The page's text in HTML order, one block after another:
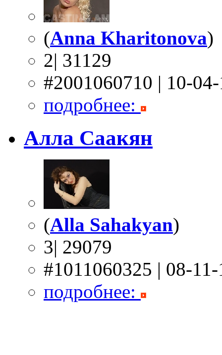
(Anna Kharitonova)
2| 31129
#2001060710 | 10-
подробнее:
Алла Саакян
(Alla Sahakyan)
3| 29079
#1011060325 | 08-
подробнее: